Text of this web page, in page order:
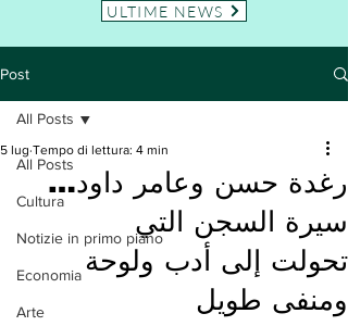
ULTIME NEWS
Post
All Posts
Cultura
Notizie in primo piano
Economia
Arte
All Posts
رغدة حسن وعامر داود…
سيرة السجن التي
تحولت إلى أدب ولوحة
ومنفى طويل
5 lug Tempo di lettura: 4 min